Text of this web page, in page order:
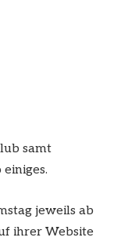
samt
einiges.
jeweils ab
ihrer Website